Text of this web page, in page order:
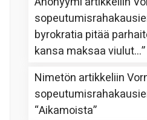
byrokratia pitää
kansa maksaa viulut…”
Nimetön artikkeliin
“Aikamoista”